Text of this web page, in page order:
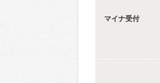
マイナ受付